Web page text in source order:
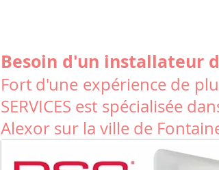
Besoin d'un installateur
Fort d'une expérience de
SERVICES est spécialisée
Alexor sur la ville de